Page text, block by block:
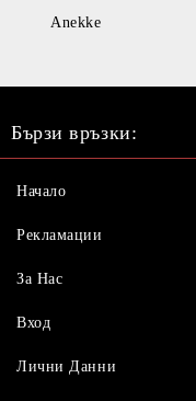
Anekke
Бързи връзки:
Начало
Рекламации
За Нас
Вход
Лични Данни